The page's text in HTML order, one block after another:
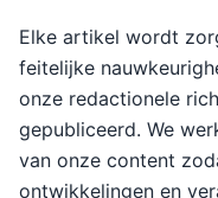
Elke artikel wordt
feitelijke
onze redactionele
gepubliceerd. We
van onze content
ontwikkelingen en